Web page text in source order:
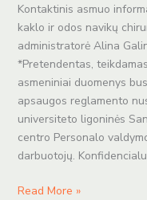
Kontaktinis asmuo
kaklo ir odos navikų
administratorė Alina
*Pretendentas,
asmeniniai duomenys
apsaugos reglamento
universiteto ligoninės
centro Personalo
darbuotojų.
Read More »